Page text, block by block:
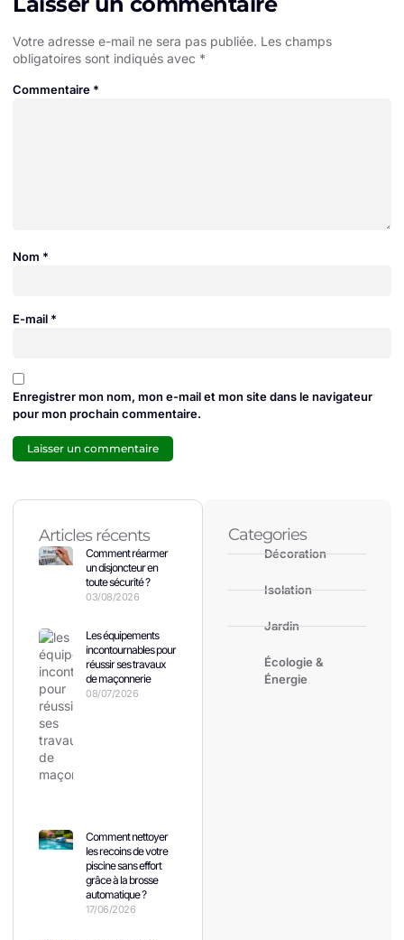
Votre adresse e-mail ne sera pas publiée. Les champs
obligatoires sont indiqués avec *
Commentaire *
Nom *
E-mail *
Enregistrer mon nom, mon e-mail et mon site dans le navigateur
pour mon prochain commentaire.
Articles récents
Comment réarmer
un disjoncteur en
toute sécurité ?
03/08/2026
Les équipements
incontournables pour
réussir ses travaux
de maçonnerie
08/07/2026
Comment nettoyer
les recoins de votre
piscine sans effort
grâce à la brosse
automatique ?
17/06/2026
Categories
Décoration
Isolation
Jardin
Écologie &
Énergie